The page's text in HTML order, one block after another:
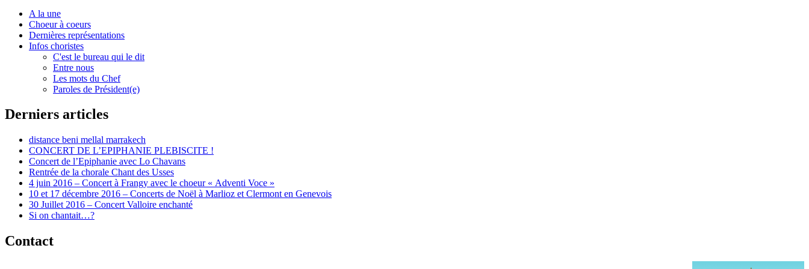
A la une
Choeur à coeurs
Dernières représentations
Infos choristes
C'est le bureau qui le dit
Entre nous
Les mots du Chef
Paroles de Président(e)
Derniers articles
distance beni mellal marrakech
CONCERT DE L’EPIPHANIE PLEBISCITE !
Concert de l’Epiphanie avec Lo Chavans
Rentrée de la chorale Chant des Usses
4 juin 2016 – Concert à Frangy avec le choeur « Adventi Voce »
10 et 17 décembre 2016 – Concerts de Noël à Marlioz et Clermont en Genevois
30 Juillet 2016 – Concert Valloire enchanté
Si on chantait…?
Contact